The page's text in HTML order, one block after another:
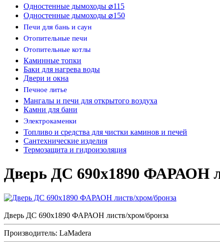
Одностенные дымоходы ⌀115
Одностенные дымоходы ⌀150
Печи для бань и саун
Отопительные печи
Отопительные котлы
Каминные топки
Баки для нагрева воды
Двери и окна
Печное литье
Мангалы и печи для открытого воздуха
Камни для бани
Электрокаменки
Топливо и средства для чистки каминов и печей
Сантехнические изделия
Термозащита и гидроизоляция
Дверь ДС 690х1890 ФАРАОН
Дверь ДС 690х1890 ФАРАОН листв/хром/бронза
Производитель: LaMadera